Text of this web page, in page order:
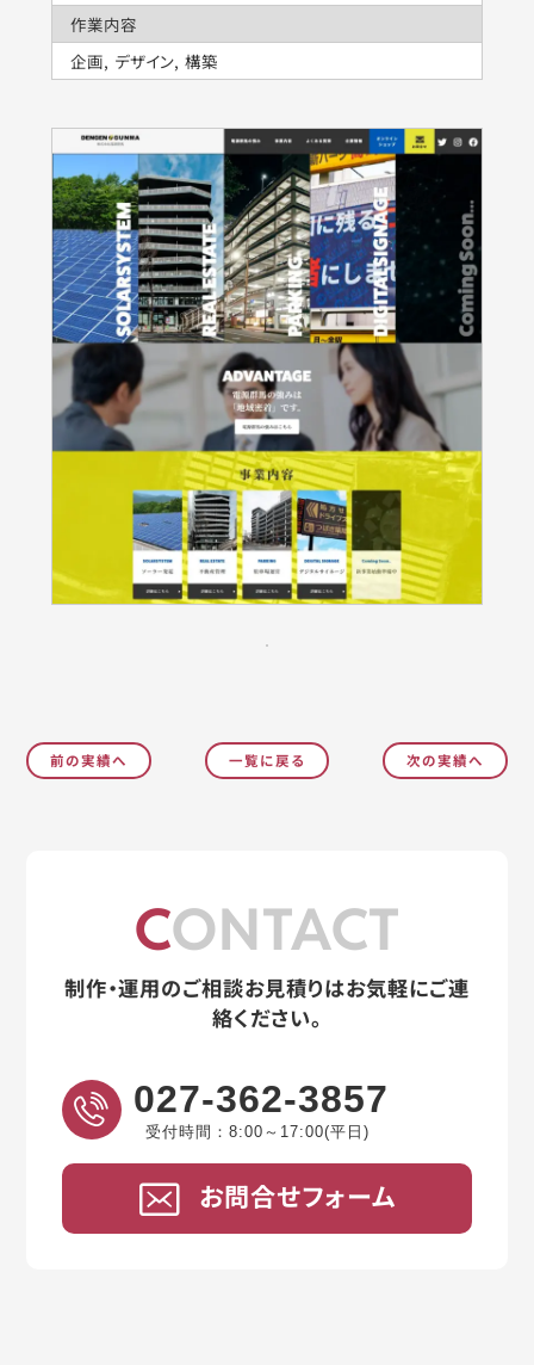
作業内容
企画, デザイン, 構築
前の実績へ 一覧に戻る 次の実績へ
CONTACT
制作・運用のご相談お見積りはお気軽にご連
絡ください。
027-362-3857
受付時間：8:00～17:00(平日)
お問合せフォーム